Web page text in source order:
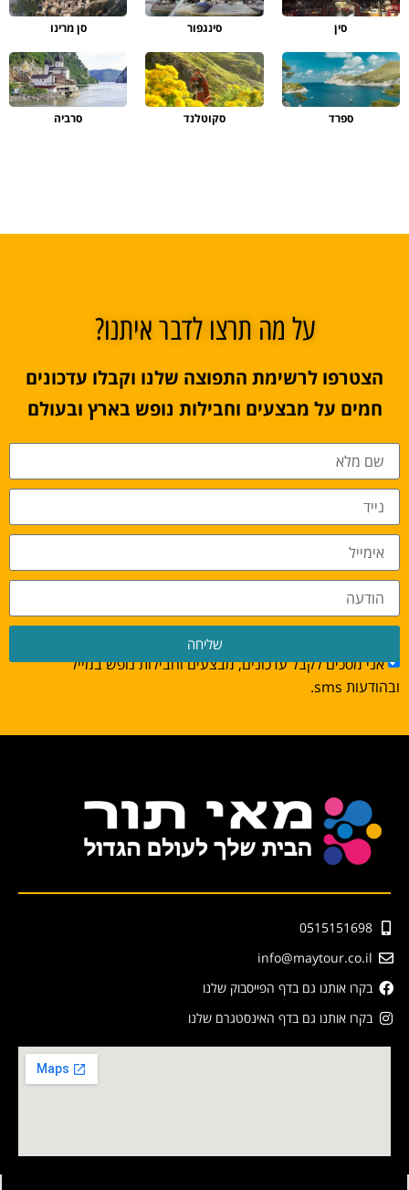
סין סינגפור סן מרינו
ספרד סקוטלנד סרביה
על מה תרצו לדבר איתנו?
הצטרפו לרשימת התפוצה שלנו וקבלו עדכונים
חמים על מבצעים וחבילות נופש בארץ ובעולם
אני מסכים לקבל עדכונים, מבצעים וחבילות נופש במייל
ובהודעות sms.
שליחה
0515151698
info@maytour.co.il
בקרו אותנו גם בדף הפייסבוק שלנו
בקרו אותנו גם בדף האינסטגרם שלנו